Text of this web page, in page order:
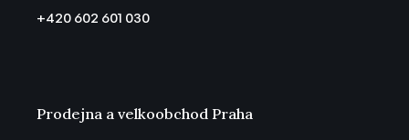
ý
p
+420 602 601 030
Prodejna a velkoobchod Praha